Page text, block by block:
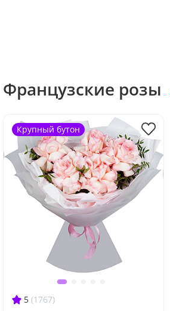
Французские розы
5 (1767)
Крупный бутон